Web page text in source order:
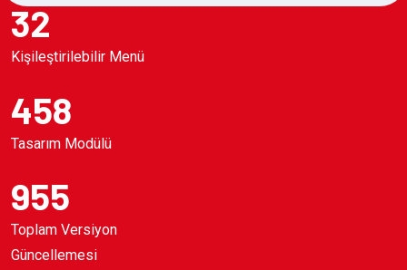
32
Kişileştirilebilir Menü
458
Tasarım Modülü
955
Toplam Versiyon
Güncellemesi